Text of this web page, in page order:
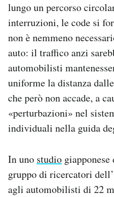
lungo un percorso
interruzioni, le code si
non è nemmeno
auto: il traffico anzi
automobilisti
uniforme la distanza
che però non accade, a
«perturbazioni» nel
individuali nella guida
In uno studio
gruppo di ricercatori
agli automobilisti di 22